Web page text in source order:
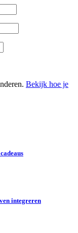
Bekijk hoe je
integreren